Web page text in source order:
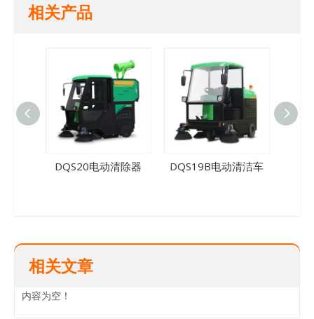
相关产品
DQS20电动清除器 DQS19B电动清洁车
相关文章
内容为空！